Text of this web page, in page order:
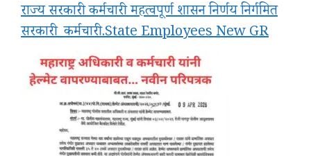
राज्य सरकारी कर्मचारी महत्वपूर्ण शासन निर्णय निर्गमित
सरकारी_कर्मचारी.State Employees New GR